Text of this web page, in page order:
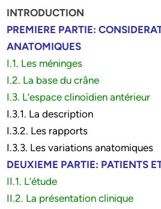
INTRODUCTION
PREMIERE PARTIE:
ANATOMIQUES
I.1. Les méninges
I.2. La base du crâne
I.3. L’espace clinoïdien antérieur
I.3.1. La description
I.3.2. Les rapports
I.3.3. Les variations anatomiques
DEUXIEME PARTIE: PATIENTS
II.1. L’étude
II.2. La présentation clinique